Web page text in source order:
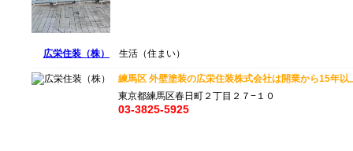
広栄住装（株） 生活（住まい）
練馬区 外壁塗装の広栄住装株式会社は開業から15年以
東京都練馬区春日町２丁目２７−１０
03-3825-5925